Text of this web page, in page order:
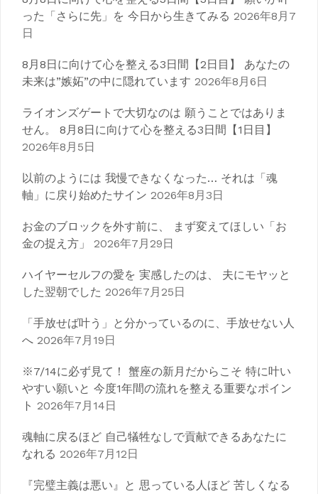
ー
シ
ョ
ン
った「さらに先」を 今日から生きてみる 2026年8月7
日
8月8日に向けて心を整える3日間【2日目】 あなたの
未来は”嫉妬”の中に隠れています 2026年8月6日
ライオンズゲートで大切なのは 願うことではありま
せん。 8月8日に向けて心を整える3日間【1日目】
2026年8月5日
以前のようには 我慢できなくなった… それは「魂
軸」に戻り始めたサイン 2026年8月3日
お金のブロックを外す前に、 まず変えてほしい「お
金の捉え方」
2026年7月29日
ハイヤーセルフの愛を 実感したのは、 夫にモヤッと
した翌朝でした 2026年7月25日
「手放せば叶う」と分かっているのに、手放せない人
へ 2026年7月19日
※7/14に必ず見て！ 蟹座の新月だからこそ 特に叶い
やすい願いと 今度1年間の流れを整える重要なポイン
ト 2026年7月14日
魂軸に戻るほど 自己犠牲なしで貢献できるあなたに
なれる 2026年7月12日
『完璧主義は悪い』と 思っている人ほど 苦しくなる